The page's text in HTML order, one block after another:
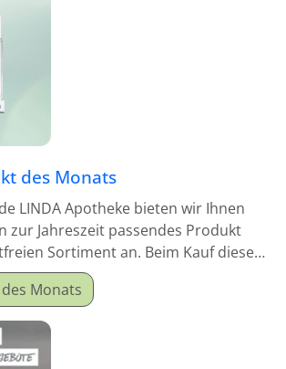
des Monats
LINDA Apotheke bieten wir Ihnen
zur Jahreszeit passendes Produkt
Sortiment an. Beim Kauf dieses
erhalten Sie einen Mitgabeartikel
Monats